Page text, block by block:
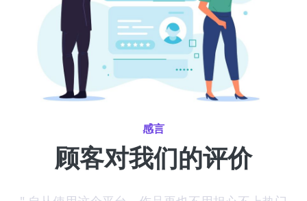
感言
顾客对我们的评价